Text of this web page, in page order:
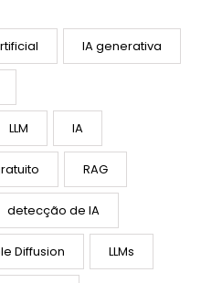
IA generativa
LLM IA
RAG
detecção de IA
Diffusion LLMs